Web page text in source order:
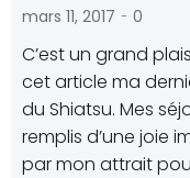
mars 11, 2017 - 0
C’est un grand
cet article ma
du Shiatsu. Mes
remplis d’une joie
par mon attrait